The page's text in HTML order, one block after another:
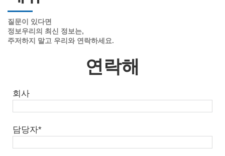
질문이 있다면
정보우리의 최신 정보는,
주저하지 말고 우리와 연락하세요.
연락해
회사
담당자*